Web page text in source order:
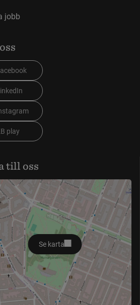
jobb
play
till oss
Se karta
öppnas i nytt fönster